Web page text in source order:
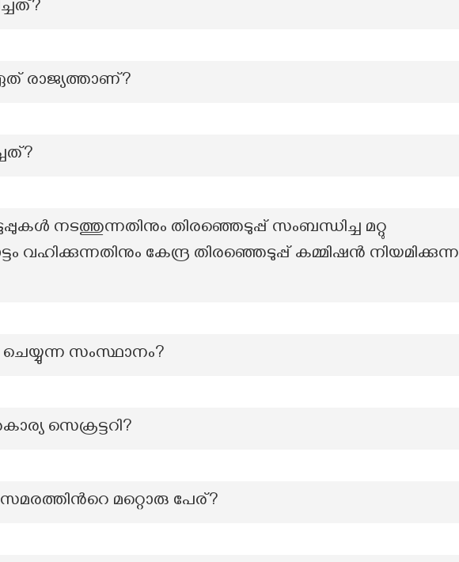
രാജ്യത്താണ്?
നടത്തുന്നതിനും തിരഞ്ഞെടുപ്പ് സംബന്ധിച്ച മറ്റു
കേന്ദ്ര തിരഞ്ഞെടുപ്പ് കമ്മിഷൻ നിയമിക്കുന്ന
ചെയ്യുന്ന സംസ്ഥാനം?
സെക്രട്ടറി?
സമരത്തിന്‍റെ മറ്റൊരു പേര്?